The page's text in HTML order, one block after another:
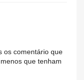
os comentário que
que tenham